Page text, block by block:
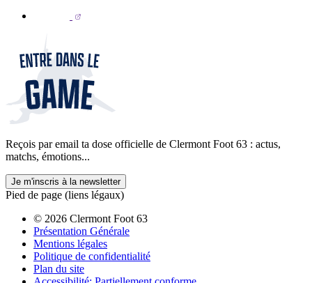
Reçois par email ta dose officielle de Clermont Foot 63 : actus,
matchs, émotions...
Je m'inscris à la newsletter
Pied de page (liens légaux)
© 2026 Clermont Foot 63
Présentation Générale
Mentions légales
Politique de confidentialité
Plan du site